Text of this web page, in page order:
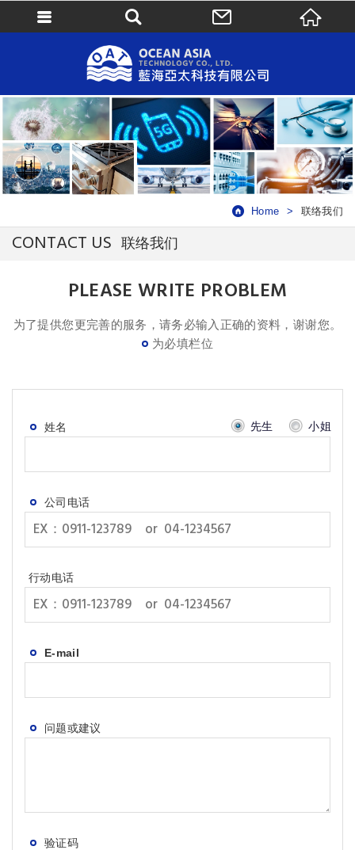
Home 联络我们
CONTACT US 联络我们
PLEASE WRITE PROBLEM
为了提供您更完善的服务，请务必输入正确的资料，谢谢您。
为必填栏位
姓名 先生 小姐
公司电话
行动电话
E-mail
问题或建议
验证码